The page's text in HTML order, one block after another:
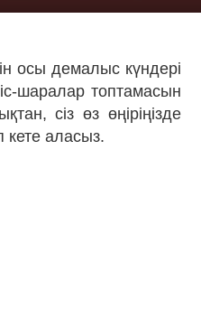
осы демалыс күндері
шаралар топтамасын
сіз өз өңіріңізде
кете аласыз.